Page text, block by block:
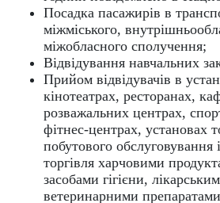
Посадка пасажирів в
міжміського,
міжобласного сполучення;
Відвідування навчальних
Прийом відвідувачів в
кінотеатрах, ресторанах,
розважальних центрах,
фітнес-центрах, установах
побутового обслуговування
торгівля харчовими
засобами гігієни,
ветеринарними